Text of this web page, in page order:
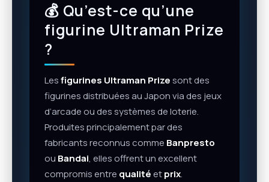
💰 Qu’est-ce qu’une
figurine Ultraman Prize
?
Lesfigurines Ultraman Prizesont des
figurines distribuées au Japon via des jeux
d’arcade ou des systèmes de loterie.
Produites principalement par des
fabricants reconnus comme Banpresto
ou Bandai, elles offrent un excellent
compromis entre qualité etprix.